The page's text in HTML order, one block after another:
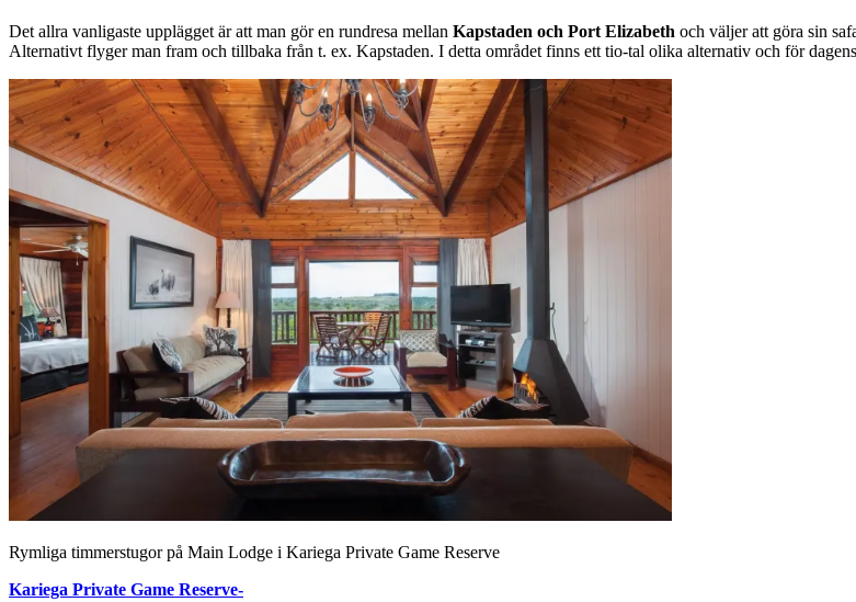
Det allra vanligaste upplägget är att man gör en rundresa mellan Kapstaden och Port Elizabeth och väljer att göra sin
Alternativt flyger man fram och tillbaka från t. ex. Kapstaden. I detta området finns ett tio-tal olika alternativ och för
Rymliga timmerstugor på Main Lodge i Kariega Private Game Reserve
Kariega Private Game Reserve-